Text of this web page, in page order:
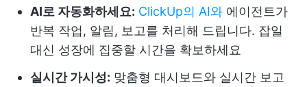
AI로 자동화하세요: ClickUp의 AI와 에이전트가
반복 작업, 알림, 보고를 처리해 드립니다. 잡일
대신 성장에 집중할 시간을 확보하세요
실시간 가시성: 맞춤형 대시보드와 실시간 보고